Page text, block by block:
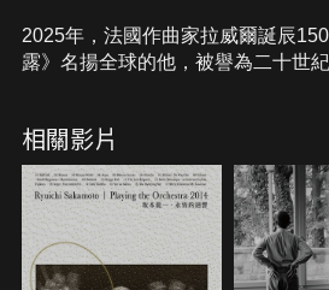
2025年，法國作曲家拉威爾誕辰
露》名揚全球的他，被譽為二十世
的深層脈動。這是一封跨越時空的
聽藝術的盛宴；邀您傾聽這位傳奇
不朽樂章。
相關影片